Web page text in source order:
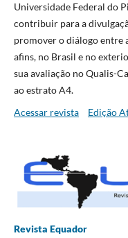
Universidade Federal do
contribuir para a
promover o diálogo entre
afins, no Brasil e no
sua avaliação no Qualis-
ao estrato A4.
Acessar revista
Edição
Revista Equador